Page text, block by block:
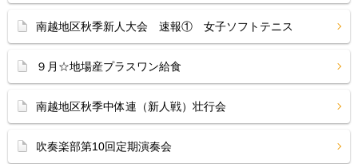
南越地区秋季新人大会 速報① 女子ソフトテニス
９月☆地場産プラスワン給食
南越地区秋季中体連（新人戦）壮行会
吹奏楽部第10回定期演奏会